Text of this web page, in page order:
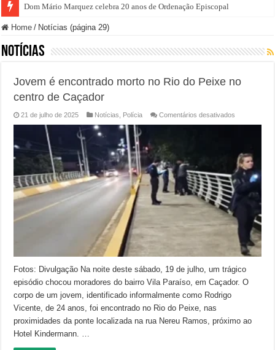
Dom Mário Marquez celebra 20 anos de Ordenação Episcopal
Tiro de Guerra de Joaçaba realiza atividades de formação, integração e
Home / Notícias (página 29)
Notícias
Jovem é encontrado morto no Rio do Peixe no
centro de Caçador
21 de julho de 2025 Notícias Polícia Comentários desativados
Rio
do
Peixe
no
centro
de
Caçador
Fotos: Divulgação Na noite deste sábado, 19 de julho, um trágico
episódio chocou moradores do bairro Vila Paraíso, em Caçador. O
corpo de um jovem, identificado informalmente como Rodrigo
Vicente, de 24 anos, foi encontrado no Rio do Peixe, nas
proximidades da ponte localizada na rua Nereu Ramos, próximo ao
Hotel Kindermann. …